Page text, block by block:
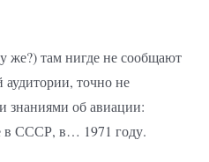
же?) там нигде не сообщают
аудитории, точно не
знаниями об авиации:
в СССР, в… 1971 году.